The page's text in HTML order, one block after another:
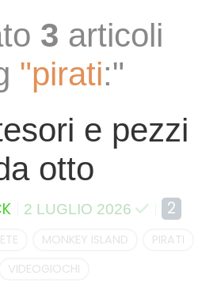
3 articoli
"pirati:"
e pezzi
otto
2 LUGLIO 2026 2
MONKEY ISLAND
PIRATI
VIDEOGIOCHI